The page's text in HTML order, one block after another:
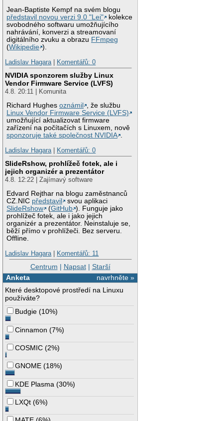
Jean-Baptiste Kempf na svém blogu
představil novou verzi 9.0 "Lei"
kolekce
svobodného softwaru umožňujícího
nahrávání, konverzi a streamovaní
digitálního zvuku a obrazu FFmpeg
(Wikipedie ).
Ladislav Hagara| Komentářů: 0
NVIDIA sponzorem služby Linux
Vendor Firmware Service (LVFS)
4.8. 20:11 | Komunita
Richard Hughesoznámil
, že službu
Linux Vendor Firmware Service (LVFS)
umožňující aktualizovat firmware
zařízení na počítačích s Linuxem, nově
sponzoruje také společnost NVIDIA .
Ladislav Hagara| Komentářů: 0
SlideRshow, prohlížeč fotek, ale i
jejich organizér a prezentátor
4.8. 12:22 | Zajímavý software
Edvard Rejthar na blogu zaměstnanců
CZ.NIC představil
svou aplikaci
SlideRshow
(GitHub ). Funguje jako
prohlížeč fotek, ale i jako jejich
organizér a prezentátor. Neinstaluje se,
běží přímo v prohlížeči. Bez serveru.
Offline.
Ladislav Hagara| Komentářů: 11
Centrum | Napsat| Starší
navrhněte »
Anketa
Které desktopové prostředí na Linuxu
používáte?
Budgie (10%)
Cinnamon (7%)
COSMIC (2%)
GNOME (18%)
KDE Plasma (30%)
LXQt (6%)